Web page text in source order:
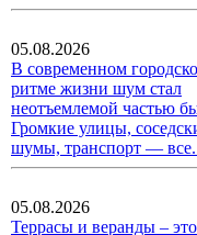
05.08.2026
В современном
ритме жизни шум стал
неотъемлемой частью
Громкие улицы,
шумы, транспорт —
05.08.2026
Террасы и веранды – это